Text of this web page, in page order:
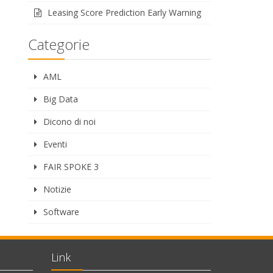
Leasing Score Prediction Early Warning
Categorie
AML
Big Data
Dicono di noi
Eventi
FAIR SPOKE 3
Notizie
Software
Link